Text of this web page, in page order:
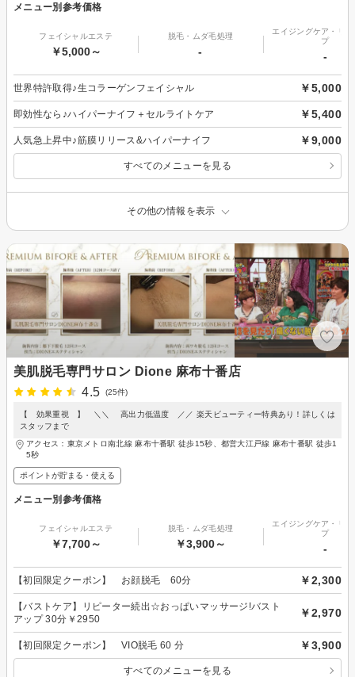
メニュー別参考価格
フェイシャルエステ
￥5,000～
脱毛・ムダ毛処理
-
エイジングケア・リ
プ
-
世界特許取得♪生コラーゲンフェイシャル ￥5,000
即効性なら♪ハイパーナイフ＋セルライトケア ￥5,400
人気急上昇中♪筋膜リリース&ハイパーナイフ ￥9,000
すべてのメニューを見る
その他の情報を表示
美肌脱毛専門サロン Dione 麻布十番店
4.5
(25件)
【 効果重視 】 ＼＼ 高出力低温度 ／／ 楽天ビューティー特典あり！詳しくは
スタッフまで
アクセス：東京メトロ南北線 麻布十番駅 徒歩15秒、都営大江戸線 麻布十番駅 徒歩1
5秒
ポイントが貯まる・使える
メニュー別参考価格
フェイシャルエステ
￥7,700～
脱毛・ムダ毛処理
￥3,900～
エイジングケア・リ
プ
-
【初回限定クーポン】 お顔脱毛 60分 ￥2,300
【バストケア】リピーター続出☆おっぱいマッサージ!バスト
アップ 30分￥2950
￥2,970
【初回限定クーポン】 VIO脱毛 60 分 ￥3,900
すべてのメニューを見る